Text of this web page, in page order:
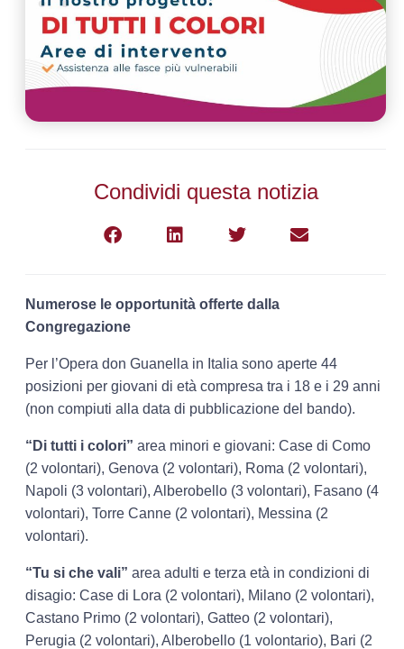
Condividi questa notizia
Numerose le opportunità offerte dalla
Congregazione
Per l’Opera don Guanella in Italia sono aperte 44
posizioni per giovani di età compresa tra i 18 e i 29 anni
(non compiuti alla data di pubblicazione del bando).
“Di tutti i colori” area minori e giovani: Case di Como
(2 volontari), Genova (2 volontari), Roma (2 volontari),
Napoli (3 volontari), Alberobello (3 volontari), Fasano (4
volontari), Torre Canne (2 volontari), Messina (2
volontari).
“Tu si che vali”area adulti e terza età in condizioni di
disagio: Case di Lora (2 volontari), Milano (2 volontari),
Castano Primo (2 volontari), Gatteo (2 volontari),
Perugia (2 volontari), Alberobello (1 volontario), Bari (2